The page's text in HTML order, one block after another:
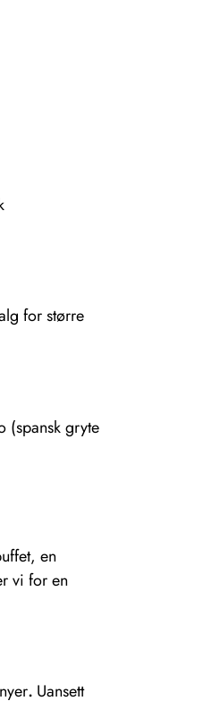
for større
(spansk gryte
en
vi for en
. Uansett